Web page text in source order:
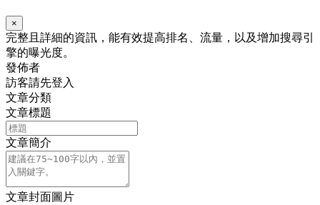
×
完整且詳細的資訊，能有效提高排名、流量，以及增加搜尋引
擎的曝光度。
發佈者
訪客請先登入
文章分類
文章標題
文章簡介
文章封面圖片